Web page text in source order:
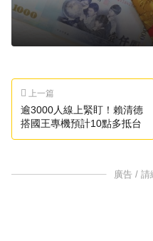
上一篇
逾3000人線上緊盯！賴清德
搭國王專機預計10點多抵台
廣告 / 請